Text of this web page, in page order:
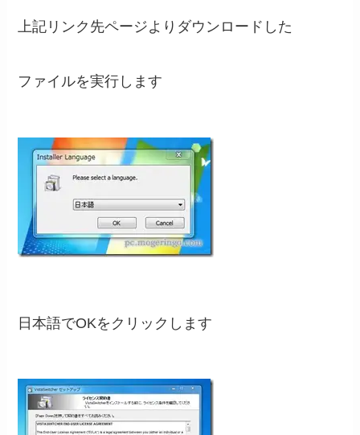
上記リンク先ページよりダウンロードした
ファイルを実行します
日本語でOKをクリックします